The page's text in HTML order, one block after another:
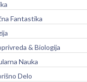
Fantastika
& Biologija
Nauka
Delo